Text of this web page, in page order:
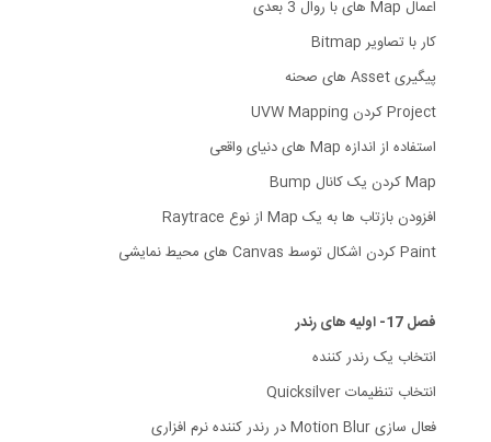
اعمال Map های با روال 3 بعدی
کار با تصاویر Bitmap
پیگیری Asset های صحنه
Project کردن UVW Mapping
استفاده از اندازه Map های دنیای واقعی
Map کردن یک کانال Bump
افزودن بازتاب ها به یک Map از نوع Raytrace
Paint کردن اشکال توسط Canvas های محیط نمایشی
فصل 17- اولیه های رندر
انتخاب یک رندر کننده
انتخاب تنظیمات Quicksilver
فعال سازی Motion Blur در رندر کننده نرم افزاری